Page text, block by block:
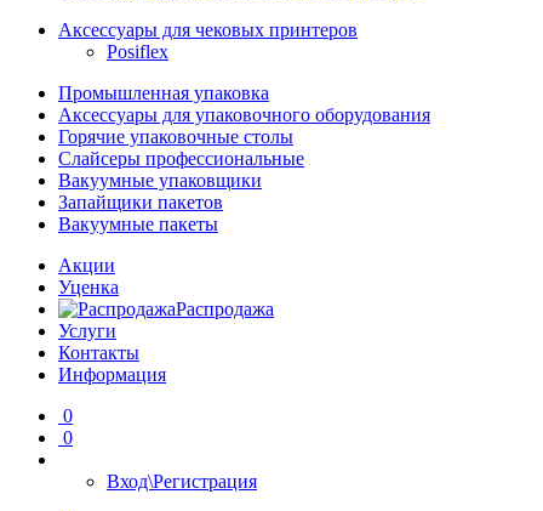
Аксессуары для чековых принтеров
Posiflex
Промышленная упаковка
Аксессуары для упаковочного оборудования
Горячие упаковочные столы
Слайсеры профессиональные
Вакуумные упаковщики
Запайщики пакетов
Вакуумные пакеты
Акции
Уценка
Распродажа
Услуги
Контакты
Информация
0
0
Вход\Регистрация